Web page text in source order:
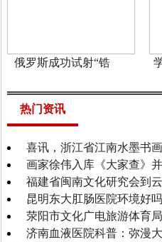
俄罗斯成功试射“锆
热门资讯
喜讯，浙江省江南水墨书
画家徐伟入库《大家查》
福建省闽南文化研究会到
昆明东大肛肠医院环境好
荥阳市文化广电旅游体育
济南血液医院科普：弥漫